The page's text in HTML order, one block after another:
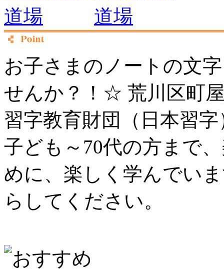
お子さまのノートの文
せんか？！☆ 荒川区町
習字教育財団（日本習
子ども～70代の方まで
めに、楽しく学んでい
らしてください。